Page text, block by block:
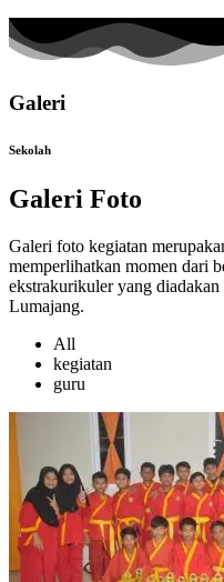
Galeri
Sekolah
Galeri Foto
Galeri foto kegiatan
memperlihatkan momen dari
ekstrakurikuler yang
Lumajang.
All
kegiatan
guru